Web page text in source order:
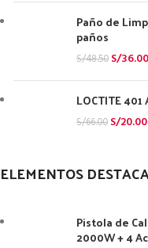
Paño de
paños
S/48.50 S/36.00
LOCTITE 401
S/66.00 S/20.00
ELEMENTOS
Pistola de
2000W + 4